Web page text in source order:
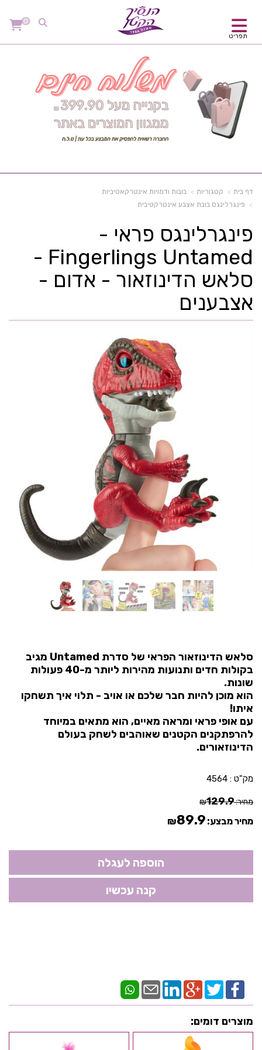
תפריט
0
דף בית קטגוריות
בובות ודמויות אינטרקאטיביות
פינגרלינגס בובת אצבע אינטרקטיבית
פינגרלינגס פראי -
Fingerlings Untamed -
סלאש הדינוזאור - אדום -
אצבענים
סלאש הדינוזאור הפראי של סדרת Untamed מגיב
בקולות חדים ותנועות מהירות ליותר מ-40 פעולות
שונות.
הוא מוכן להיות חבר שלכם או אויב - תלוי איך תשחקו
איתו!
עם אופי פראי ומראה מאיים, הוא מתאים במיוחד
להרפתקנים הקטנים שאוהבים לשחק בעולם
הדינוזאורים.
מק"ט : 4564
מחיר: ₪129.9
מחיר מבצע: ₪89.9
מוצרים דומים: